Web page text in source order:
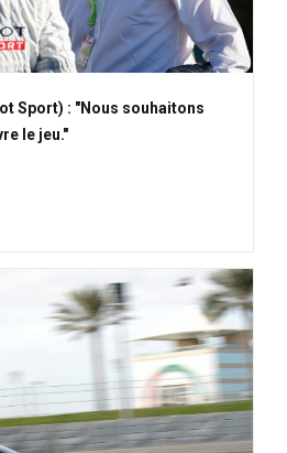
Sport) : "Nous souhaitons
le jeu."